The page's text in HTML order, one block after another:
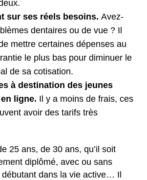
sur ses réels besoins. Avez-
dentaires ou de vue ? Il
mettre certaines dépenses au
le plus bas pour diminuer le
de sa cotisation.
à destination des jeunes
ligne. Il y a moins de frais, ces
avoir des tarifs très
25 ans, de 30 ans, qu’il soit
diplômé, avec ou sans
dans la vie active… Il